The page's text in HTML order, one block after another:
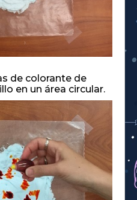
de colorante de
en un área circular.